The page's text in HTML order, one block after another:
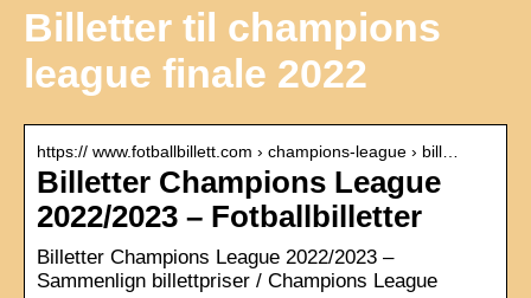
Billetter til champions
league finale 2022
https:// www.fotballbillett.com › champions-league › bill…
Billetter Champions League
2022/2023 – Fotballbilletter
Billetter Champions League 2022/2023 –
Sammenlign billettpriser / Champions League